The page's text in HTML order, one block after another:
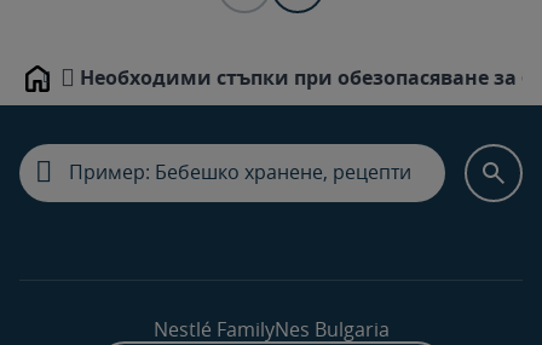
Home Необходими стъпки при обезопасяване за
Nestlé FamilyNes Bulgaria